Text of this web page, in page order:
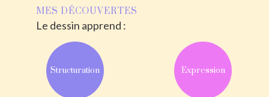
MES DÉCOUVERTES
Le dessin apprend :
Structuration Expression